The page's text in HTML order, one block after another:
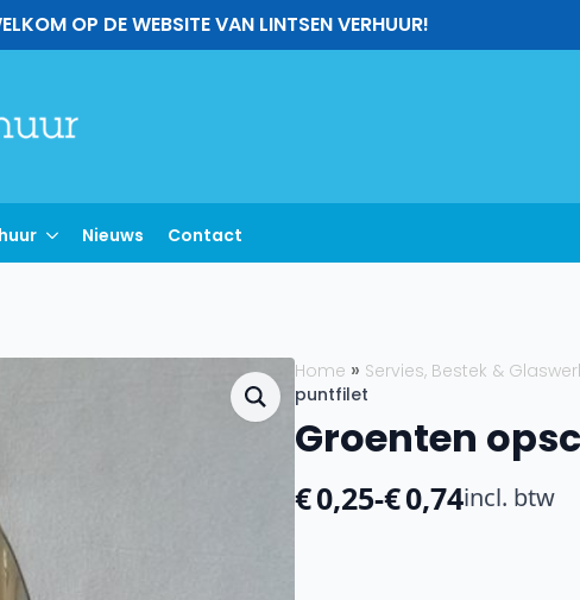
OP DE WEBSITE VAN LINTSEN VERHUUR!
Nieuws Contact
Home Servies, Bestek &
puntfilet
Groenten
€0,25-€0,74
Prijsklasse:incl. btw